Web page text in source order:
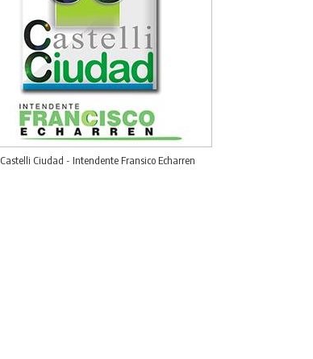
Castelli Ciudad - Intendente Fransico Echarren